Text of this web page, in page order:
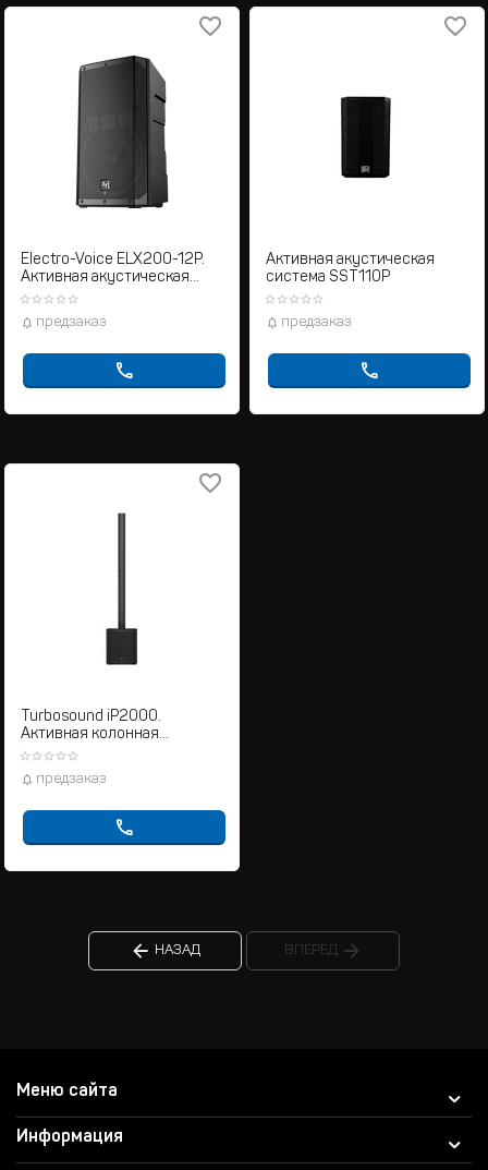
Electro-Voice ELX200-12P.
Активная акустическая
система
предзаказ
Активная акустическая
система SST110P
предзаказ
Turbosound iP2000.
Активная колонная
акустическая система
предзаказ
НАЗАД ВПЕРЕД
Меню сайта
Информация